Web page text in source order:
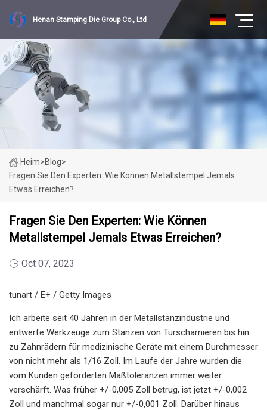
Henan Stamping Die Group Co., Ltd
Heim>Blog>
Fragen Sie Den Experten: Wie Können Metallstempel Jemals
Etwas Erreichen?
Fragen Sie Den Experten: Wie Können
Metallstempel Jemals Etwas Erreichen?
Oct 07, 2023
tunart / E+ / Getty Images
Ich arbeite seit 40 Jahren in der Metallstanzindustrie und
entwerfe Werkzeuge zum Stanzen von Türscharnieren bis hin
zu Zahnrädern für medizinische Geräte mit einem Durchmesser
von nicht mehr als 1/16 Zoll. Im Laufe der Jahre wurden die
vom Kunden geforderten Maßtoleranzen immer weiter
verschärft. Was früher +/-0,005 Zoll betrug, ist jetzt +/-0,002
Zoll und manchmal sogar nur +/-0,001 Zoll. Darüber hinaus